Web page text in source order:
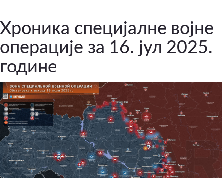
Хроника специјалне војне
операције за 16. јул 2025.
године